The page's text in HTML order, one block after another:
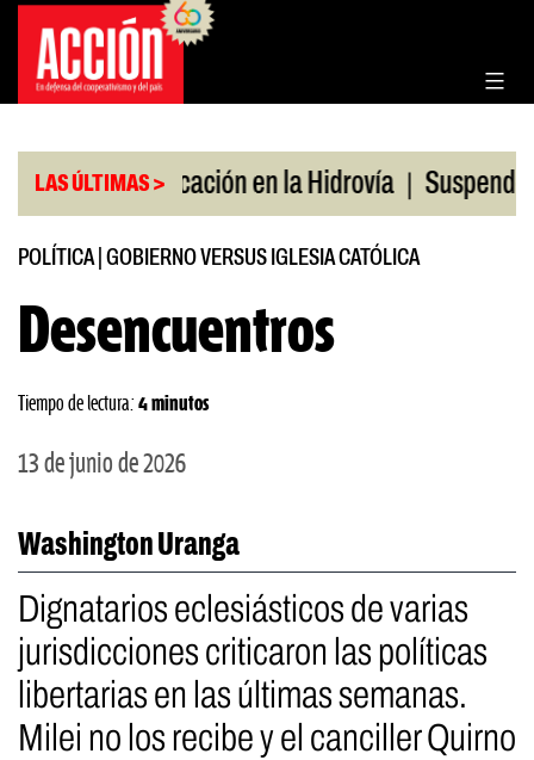
Saltar
contenido
LAS ÚLTIMAS >
Bonificación en la Hidrovía | Suspenden
POLÍTICA| GOBIERNO VERSUS IGLESIA CATÓLICA
Desencuentros
Tiempo de lectura: 4 minutos
13 de junio de 2026
Washington Uranga
Dignatarios eclesiásticos de varias
jurisdicciones criticaron las políticas
libertarias en las últimas semanas.
Milei no los recibe y el canciller Quirno